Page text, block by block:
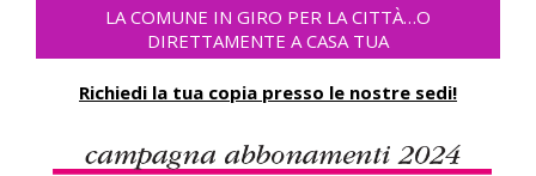
LA COMUNE IN GIRO PER LA CITTÀ…O
DIRETTAMENTE A CASA TUA
Richiedi la tua copia presso le nostre sedi!